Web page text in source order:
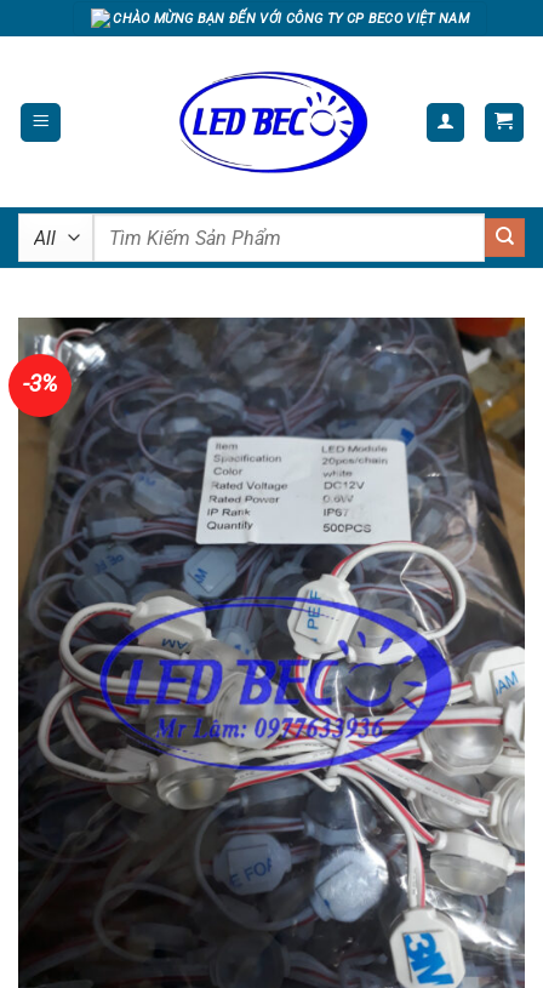
to
CHÀO MỪNG BẠN ĐẾN VỚI CÔNG TY CP BECO VIỆT NAM
kiếm:
-3%